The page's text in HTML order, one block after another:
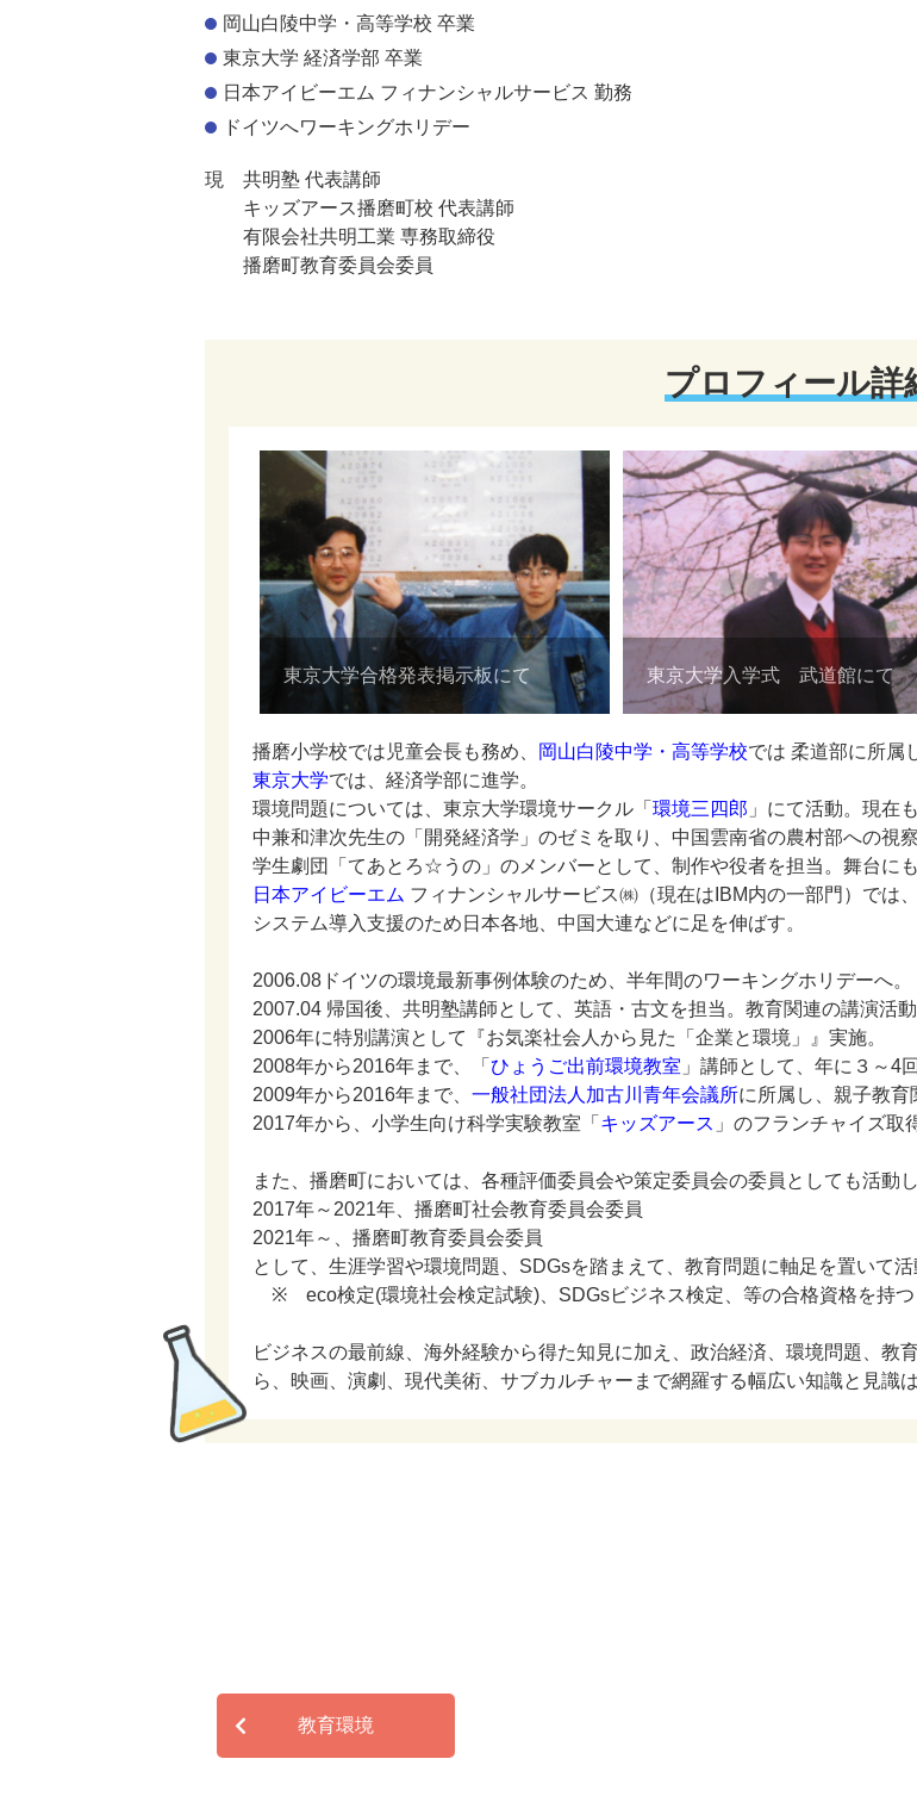
岡山白陵中学・高等学校 卒業
東京大学 経済学部 卒業
日本アイビーエム フィナンシャルサービス 勤務
ドイツへワーキングホリデー
現 共明塾 代表講師
キッズアース播磨町校 代表講師
有限会社共明工業 専務取締役
播磨町教育委員会委員
プロフィール詳
東京大学合格発表掲示板にて 東京大学入学式 武道館にて
播磨小学校では児童会長も務め、 岡山白陵中学・高等学校では 柔道部に所属
東京大学では、経済学部に進学。
環境問題については、東京大学環境サークル「 環境三四郎 」にて活動。現在
中兼和津次先生の「開発経済学」のゼミを取り、中国雲南省の農村部への視察
学生劇団「てあとろ☆うの」のメンバーとして、制作や役者を担当。舞台にも
日本アイビーエム フィナンシャルサービス㈱（現在はIBM内の一部門）では
システム導入支援のため日本各地、中国大連などに足を伸ばす。
2006.08ドイツの環境最新事例体験のため、半年間のワーキングホリデーへ。
2007.04 帰国後、共明塾講師として、英語・古文を担当。教育関連の講演活動
2006年に特別講演として『お気楽社会人から見た「企業と環境」』実施。
2008年から2016年まで、「 ひょうご出前環境教室 」講師として、年に３～4
2009年から2016年まで、 一般社団法人加古川青年会議所に所属し、親子教育
2017年から、小学生向け科学実験教室「 キッズアース 」のフランチャイズ取
また、播磨町においては、各種評価委員会や策定委員会の委員としても活動
2017年～2021年、播磨町社会教育委員会委員
2021年～、播磨町教育委員会委員
として、生涯学習や環境問題、SDGsを踏まえて、教育問題に軸足を置いて活
※ eco検定(環境社会検定試験)、SDGsビジネス検定、等の合格資格を持つ
ビジネスの最前線、海外経験から得た知見に加え、政治経済、環境問題、教
ら、映画、演劇、現代美術、サブカルチャーまで網羅する幅広い知識と見識は
教育環境